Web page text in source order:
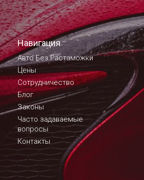
Навигация
Авто Без Растаможки
Цены
Сотрудничество
Блог
Законы
Часто задаваемые
вопросы
Контакты